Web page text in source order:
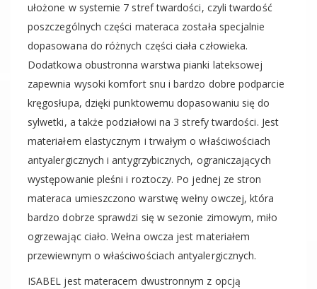
ułożone w systemie 7 stref twardości, czyli twardość
poszczególnych części materaca została specjalnie
dopasowana do różnych części ciała człowieka.
Dodatkowa obustronna warstwa pianki lateksowej
zapewnia wysoki komfort snu i bardzo dobre podparcie
kręgosłupa, dzięki punktowemu dopasowaniu się do
sylwetki, a także podziałowi na 3 strefy twardości. Jest
materiałem elastycznym i trwałym o właściwościach
antyalergicznych i antygrzybicznych, ograniczających
występowanie pleśni i roztoczy. Po jednej ze stron
materaca umieszczono warstwę wełny owczej, która
bardzo dobrze sprawdzi się w sezonie zimowym, miło
ogrzewając ciało. Wełna owcza jest materiałem
przewiewnym o właściwościach antyalergicznych.
ISABEL jest materacem dwustronnym z opcją